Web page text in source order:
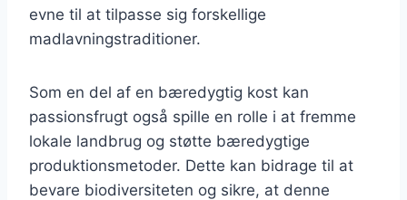
evne til at tilpasse sig forskellige
madlavningstraditioner.
Som en del af en bæredygtig kost kan
passionsfrugt også spille en rolle i at fremme
lokale landbrug og støtte bæredygtige
produktionsmetoder. Dette kan bidrage til at
bevare biodiversiteten og sikre, at denne